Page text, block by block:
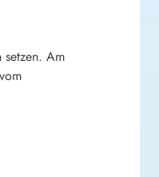
setzen. Am